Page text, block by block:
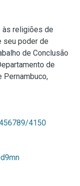
às religiões de
seu poder de
de Conclusão
de
Pernambuco,
4150